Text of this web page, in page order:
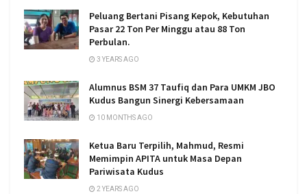
Peluang Bertani Pisang Kepok, Kebutuhan
Pasar 22 Ton Per Minggu atau 88 Ton
Perbulan.
3 YEARS AGO
Alumnus BSM 37 Taufiq dan Para UMKM JBO
Kudus Bangun Sinergi Kebersamaan
10 MONTHS AGO
Ketua Baru Terpilih, Mahmud, Resmi
Memimpin APITA untuk Masa Depan
Pariwisata Kudus
2 YEARS AGO